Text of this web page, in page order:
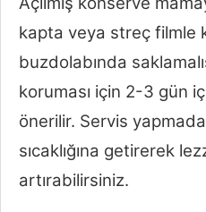
kapta veya streç filmle
buzdolabında
koruması için 2-3 gün
önerilir. Servis
sıcaklığına getirerek
artırabilirsiniz.